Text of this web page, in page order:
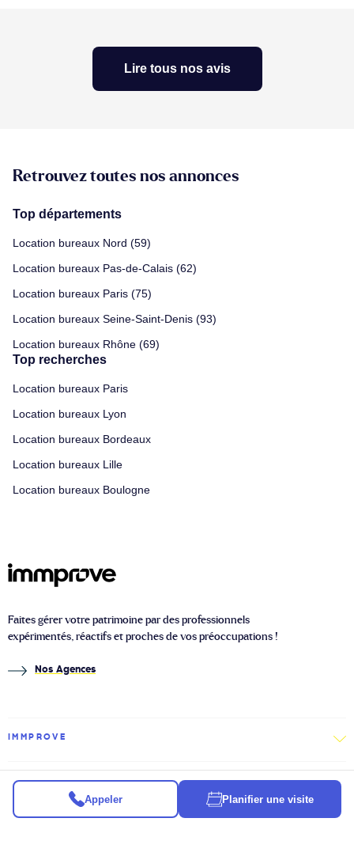
Lire tous nos avis
Retrouvez toutes nos annonces
Top départements
Location bureaux Nord (59)
Location bureaux Pas-de-Calais (62)
Location bureaux Paris (75)
Location bureaux Seine-Saint-Denis (93)
Location bureaux Rhône (69)
Top recherches
Location bureaux Paris
Location bureaux Lyon
Location bureaux Bordeaux
Location bureaux Lille
Location bureaux Boulogne
Appeler Planifier une visite
Faites gérer votre patrimoine par des professionnels
expérimentés, réactifs et proches de vos préoccupations !
Nos Agences
IMMPROVE
IMMOBILIER